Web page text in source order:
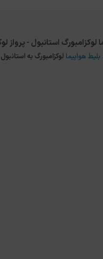
لوکزامبورگ استانبول - پرواز
هواپیما لوکزامبورگبهاستانبول